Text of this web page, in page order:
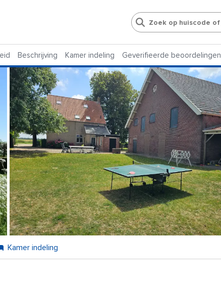
Beschrijving Kamer indeling Geverifieerde beoordelingen
Kamer indeling